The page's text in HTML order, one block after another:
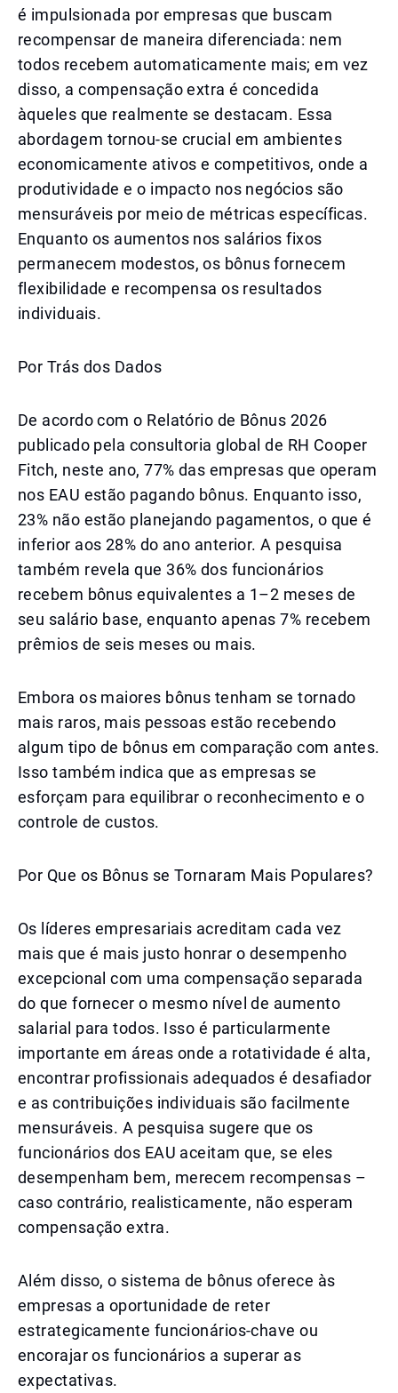
é impulsionada por empresas que buscam
recompensar de maneira diferenciada: nem
todos recebem automaticamente mais; em vez
disso, a compensação extra é concedida
àqueles que realmente se destacam. Essa
abordagem tornou-se crucial em ambientes
economicamente ativos e competitivos, onde a
produtividade e o impacto nos negócios são
mensuráveis por meio de métricas específicas.
Enquanto os aumentos nos salários fixos
permanecem modestos, os bônus fornecem
flexibilidade e recompensa os resultados
individuais.
Por Trás dos Dados
De acordo com o Relatório de Bônus 2026
publicado pela consultoria global de RH Cooper
Fitch, neste ano, 77% das empresas que operam
nos EAU estão pagando bônus. Enquanto isso,
23% não estão planejando pagamentos, o que é
inferior aos 28% do ano anterior. A pesquisa
também revela que 36% dos funcionários
recebem bônus equivalentes a 1–2 meses de
seu salário base, enquanto apenas 7% recebem
prêmios de seis meses ou mais.
Embora os maiores bônus tenham se tornado
mais raros, mais pessoas estão recebendo
algum tipo de bônus em comparação com antes.
Isso também indica que as empresas se
esforçam para equilibrar o reconhecimento e o
controle de custos.
Por Que os Bônus se Tornaram Mais Populares?
Os líderes empresariais acreditam cada vez
mais que é mais justo honrar o desempenho
excepcional com uma compensação separada
do que fornecer o mesmo nível de aumento
salarial para todos. Isso é particularmente
importante em áreas onde a rotatividade é alta,
encontrar profissionais adequados é desafiador
e as contribuições individuais são facilmente
mensuráveis. A pesquisa sugere que os
funcionários dos EAU aceitam que, se eles
desempenham bem, merecem recompensas –
caso contrário, realisticamente, não esperam
compensação extra.
Além disso, o sistema de bônus oferece às
empresas a oportunidade de reter
estrategicamente funcionários-chave ou
encorajar os funcionários a superar as
expectativas.